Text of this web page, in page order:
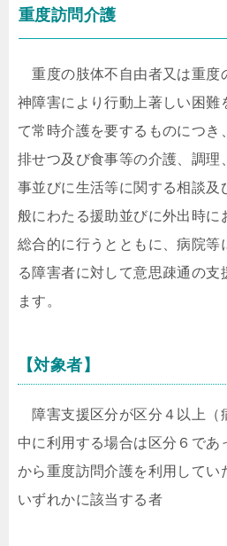
重度訪問介護
重度の肢体不自由者又は重度
神障害により行動上著しい困難
て常時介護を要するものにつき
排せつ及び食事等の介護、調理
事並びに生活等に関する相談及
般にわたる援助並びに外出時に
総合的に行うとともに、病院等
る障害者に対して意思疎通の支
ます。
【対象者】
障害支援区分が区分４以上（
中に利用する場合は区分６であ
から重度訪問介護を利用してい
いずれかに該当する者